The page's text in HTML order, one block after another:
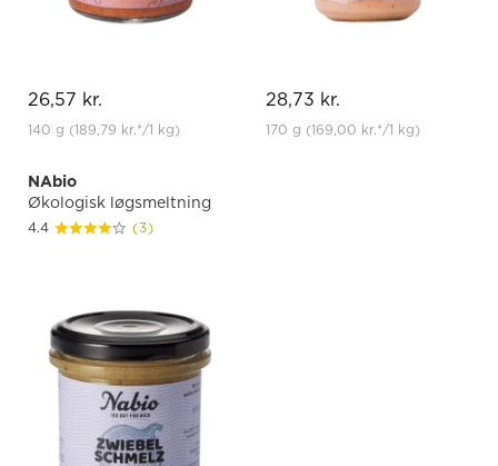
26,57 kr.
140 g (189,79 kr.*/1 kg)
28,73 kr.
170 g (169,00 kr.*/1 kg)
NAbio
Økologisk løgsmeltning
4.4 (3)